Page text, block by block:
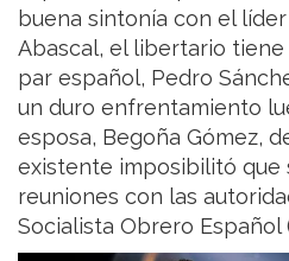
buena sintonía con el
Abascal, el libertario
par español, Pedro
un duro enfrentamiento
esposa, Begoña Gómez,
existente imposibilitó que
reuniones con las
Socialista Obrero Español